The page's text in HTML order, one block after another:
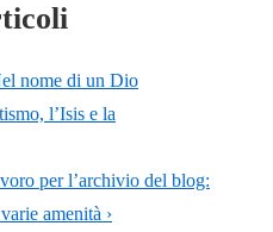
nome di un Dio
l’Isis e la
per l’archivio del blog:
amenità ›